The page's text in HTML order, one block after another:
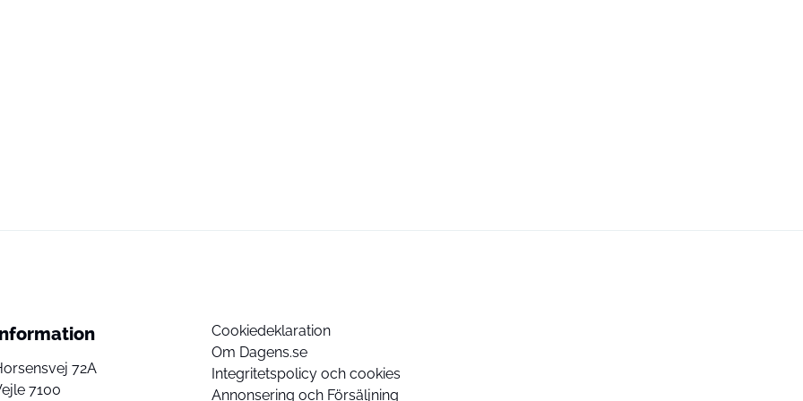
72A
7100
Cookiedeklaration
Om Dagens.se
Integritetspolicy och cookies
Annonsering och Försäljning